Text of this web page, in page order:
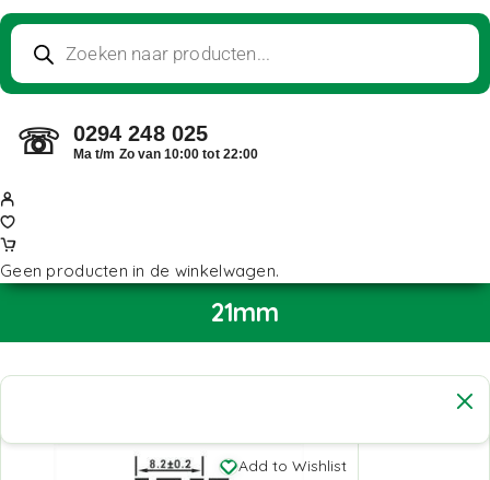
☏ 0294 248 025
Ma t/m Zo van 10:00 tot 22:00
Geen producten in de winkelwagen.
21mm
Add to Wishlist